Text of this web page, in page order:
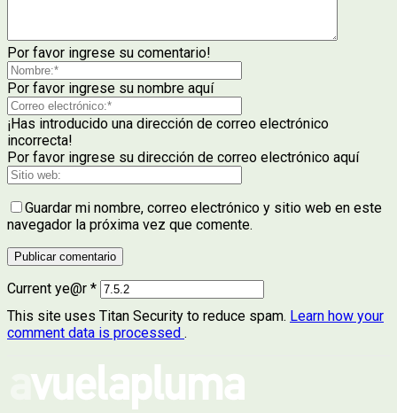
Por favor ingrese su comentario!
Por favor ingrese su nombre aquí
¡Has introducido una dirección de correo electrónico
incorrecta!
Por favor ingrese su dirección de correo electrónico aquí
Guardar mi nombre, correo electrónico y sitio web en este
navegador la próxima vez que comente.
Current ye@r *
This site uses Titan Security to reduce spam. Learn how your
comment data is processed .